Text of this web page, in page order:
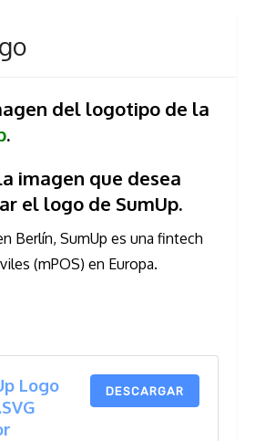
del logotipo de la
.
imagen que desea
el logo de SumUp.
Berlín, SumUp es una fintech
(mPOS) en Europa.
Logo
DESCARGAR